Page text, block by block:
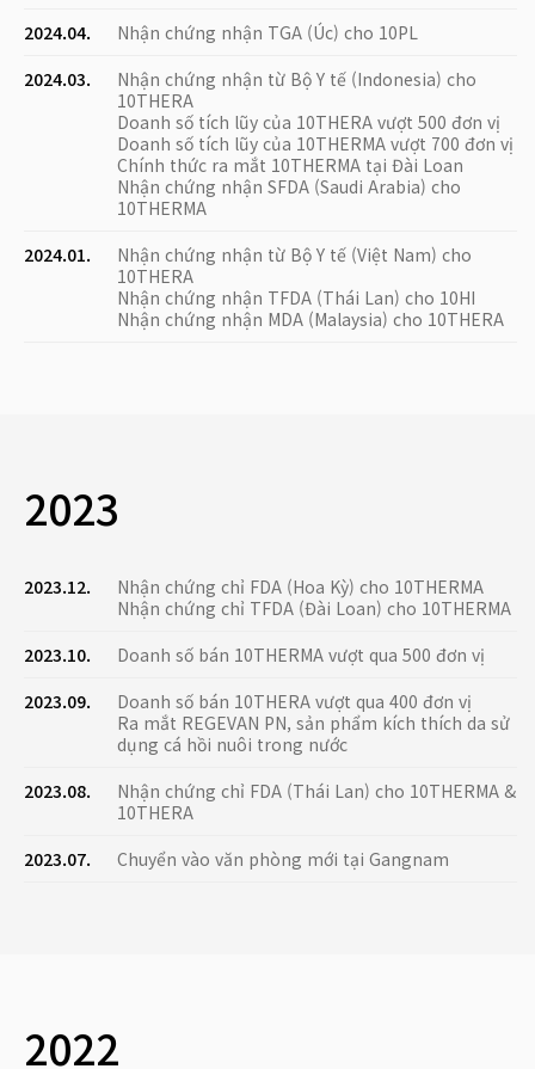
2024.04.
Nhận chứng nhận TGA (Úc) cho 10PL
2024.03.
Nhận chứng nhận từ Bộ Y tế (Indonesia) cho
10THERA
Doanh số tích lũy của 10THERA vượt 500 đơn vị
Doanh số tích lũy của 10THERMA vượt 700 đơn vị
Chính thức ra mắt 10THERMA tại Đài Loan
Nhận chứng nhận SFDA (Saudi Arabia) cho
10THERMA
2024.01.
Nhận chứng nhận từ Bộ Y tế (Việt Nam) cho
10THERA
Nhận chứng nhận TFDA (Thái Lan) cho 10HI
Nhận chứng nhận MDA (Malaysia) cho 10THERA
2023
2023.12.
Nhận chứng chỉ FDA (Hoa Kỳ) cho 10THERMA
Nhận chứng chỉ TFDA (Đài Loan) cho 10THERMA
2023.10.
Doanh số bán 10THERMA vượt qua 500 đơn vị
2023.09.
Doanh số bán 10THERA vượt qua 400 đơn vị
Ra mắt REGEVAN PN, sản phẩm kích thích da sử
dụng cá hồi nuôi trong nước
2023.08.
Nhận chứng chỉ FDA (Thái Lan) cho 10THERMA &
10THERA
2023.07.
Chuyển vào văn phòng mới tại Gangnam
2022